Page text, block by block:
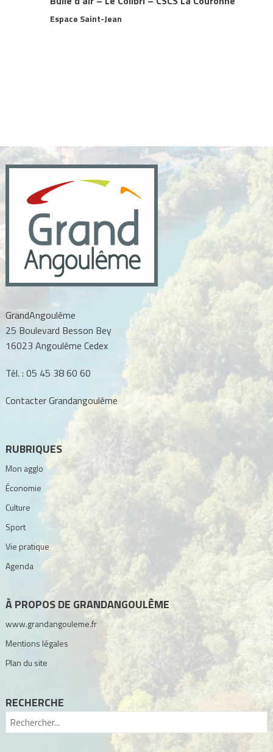
Espace Saint-Jean
GrandAngoulême
25 Boulevard Besson Bey
16023 Angoulême Cedex
Tél. : 05 45 38 60 60
Contacter Grandangoulême
RUBRIQUES
Mon agglo
Économie
Culture
Sport
Vie pratique
Agenda
À PROPOS DE GRANDANGOULÊME
www.grandangouleme.fr
Mentions légales
Plan du site
RECHERCHE